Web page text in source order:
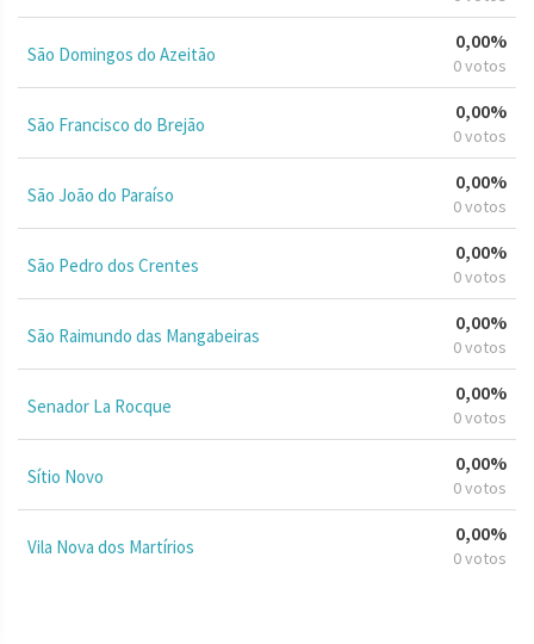
São Domingos do Azeitão
0,00%
0 votos
São Francisco do Brejão
0,00%
0 votos
São João do Paraíso
0,00%
0 votos
São Pedro dos Crentes
0,00%
0 votos
São Raimundo das Mangabeiras
0,00%
0 votos
Senador La Rocque
0,00%
0 votos
Sítio Novo
0,00%
0 votos
Vila Nova dos Martírios
0,00%
0 votos